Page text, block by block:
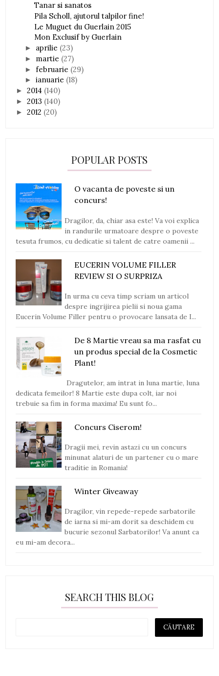
Tanar si sanatos
Pila Scholl, ajutorul talpilor fine!
Le Muguet du Guerlain 2015
Mon Exclusif by Guerlain
► aprilie (23)
► martie (27)
►februarie (29)
►ianuarie (18)
►2014 (140)
►2013 (140)
►2012 (20)
POPULAR POSTS
O vacanta de poveste si un
concurs!
Dragilor, da, chiar asa este! Va voi explica
in randurile urmatoare despre o poveste
tesuta frumos, cu dedicatie si talent de catre oamenii ...
EUCERIN VOLUME FILLER
REVIEW SI O SURPRIZA
In urma cu ceva timp scriam un articol
despre ingrijirea pielii si noua gama
Eucerin Volume Filler pentru o provocare lansata de I...
De 8 Martie vreau sa ma rasfat cu
un produs special de la Cosmetic
Plant!
Dragutelor, am intrat in luna martie, luna
dedicata femeilor! 8 Martie este dupa colt, iar noi
trebuie sa fim in forma maxima! Eu sunt fo...
Concurs Ciserom!
Dragii mei, revin astazi cu un concurs
minunat alaturi de un partener cu o mare
traditie in Romania!
Winter Giveaway
Dragilor, vin repede-repede sarbatorile
de iarna si mi-am dorit sa deschidem cu
bucurie sezonul Sarbatorilor! Va anunt ca
eu mi-am decora...
SEARCH THIS BLOG